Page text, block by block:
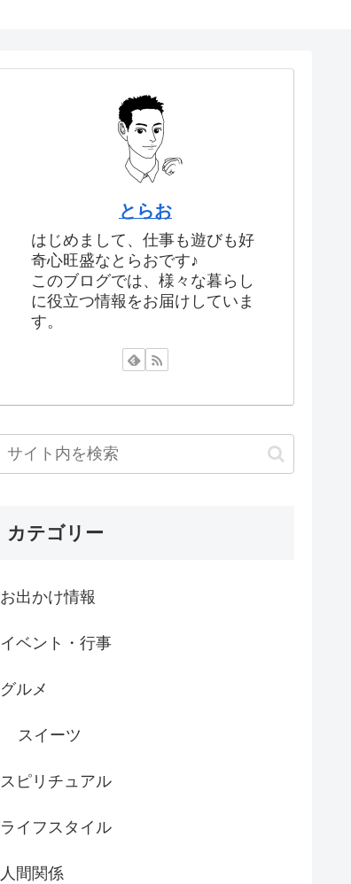
とらお
はじめまして、仕事も遊びも好
奇心旺盛なとらおです♪
このブログでは、様々な暮らし
に役立つ情報をお届けしていま
す。
カテゴリー
お出かけ情報
イベント・行事
グルメ
スイーツ
スピリチュアル
ライフスタイル
人間関係